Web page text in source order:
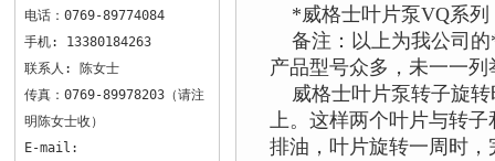
电话：0769-89774084
手机: 13380184263
联系人: 陈女士
传真：0769-89978203（请注
明陈女士收）
E-mail:
*威格士叶片泵VQ系列
备注：以上为我公司的
产品型号众多，未一一
威格士叶片泵转子旋转
上。这样两个叶片与转
排油，叶片旋转一周时